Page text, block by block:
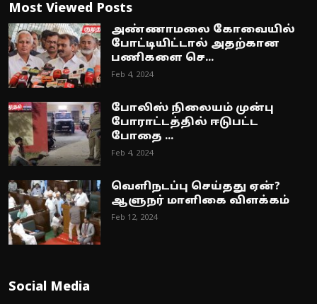
Most Viewed Posts
அண்ணாமலை கோவையில்
போட்டியிட்டால் அதற்கான
பணிகளை செ...
Feb 4, 2024
போலிஸ் நிலையம் முன்பு
போராட்டத்தில் ஈடுபட்ட
போதை ...
Feb 4, 2024
வெளிநடப்பு செய்தது ஏன்?
ஆளுநர் மாளிகை விளக்கம்
Feb 12, 2024
Social Media